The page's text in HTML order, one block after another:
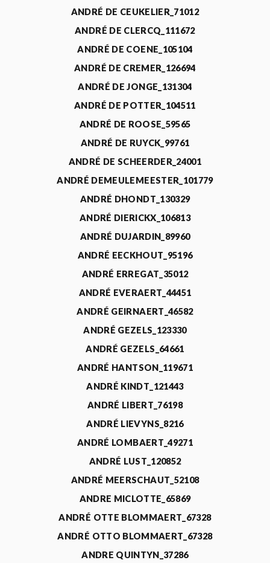
ANDRÉ DE CEUKELIER_71012
ANDRÉ DE CLERCQ_111672
ANDRÉ DE COENE_105104
ANDRÉ DE CREMER_126694
ANDRÉ DE JONGE_131304
ANDRÉ DE POTTER_104511
ANDRÉ DE ROOSE_59565
ANDRÉ DE RUYCK_99761
ANDRÉ DE SCHEERDER_24001
ANDRÉ DEMEULEMEESTER_101779
ANDRÉ DHONDT_130329
ANDRÉ DIERICKX_106813
ANDRÉ DUJARDIN_89960
ANDRÉ EECKHOUT_95196
ANDRÉ ERREGAT_35012
ANDRÉ EVERAERT_44451
ANDRÉ GEIRNAERT_46582
ANDRÉ GEZELS_123330
ANDRÉ GEZELS_64661
ANDRÉ HANTSON_119671
ANDRÉ KINDT_121443
ANDRÉ LIBERT_76198
ANDRÉ LIEVYNS_8216
ANDRÉ LOMBAERT_49271
ANDRÉ LUST_120852
ANDRÉ MEERSCHAUT_52108
ANDRE MICLOTTE_65869
ANDRÉ OTTE BLOMMAERT_67328
ANDRÉ OTTO BLOMMAERT_67328
ANDRE QUINTYN_37286